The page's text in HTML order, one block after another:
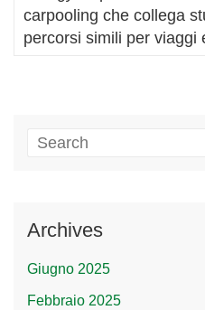
carpooling che collega
percorsi simili per viaggi
Archives
Giugno 2025
Febbraio 2025